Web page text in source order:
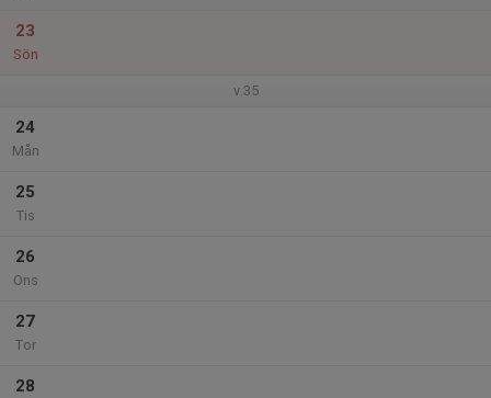
23
Sön
v.35
24
Mån
25
Tis
26
Ons
27
Tor
28